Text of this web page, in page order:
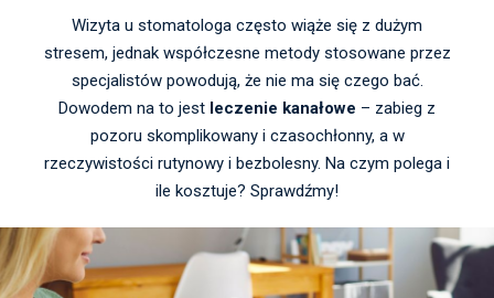
Wizyta u stomatologa często wiąże się z dużym
stresem, jednak współczesne metody stosowane przez
specjalistów powodują, że nie ma się czego bać.
Dowodem na to jest leczenie kanałowe – zabieg z
pozoru skomplikowany i czasochłonny, a w
rzeczywistości rutynowy i bezbolesny. Na czym polega i
ile kosztuje? Sprawdźmy!